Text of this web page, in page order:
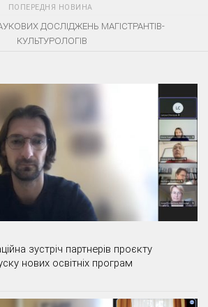
ПОПЕРЕДНЯ НОВИНА
ДОСЛІДЖЕНЬ МАГІСТРАНТІВ-
КУЛЬТУРОЛОГІВ
зустріч партнерів проєкту
нових освітніх програм